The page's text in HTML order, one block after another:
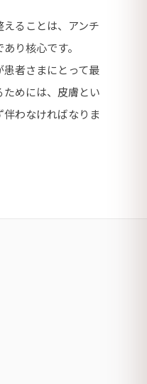
ることは、アンチ
り核心です。
患者さまにとって最
めには、皮膚とい
わなければなりま